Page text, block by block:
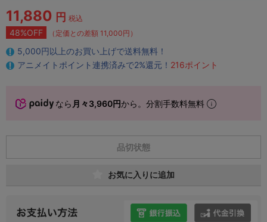
11,880 円 税込
48%OFF （定価との差額 11,000円）
5,000円以上のお買い上げで送料無料！
アニメイトポイント連携済みで2%還元！ 216ポイント
なら 月々3,960円から。分割手数料無料
品切状態
お気に入りに追加